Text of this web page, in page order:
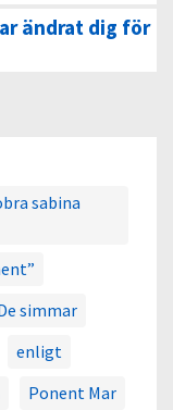
ändrat dig för
sabina
simmar
enligt
Ponent Mar